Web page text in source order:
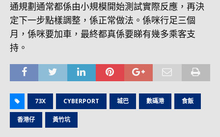
通規劃通常都係由小規模開始測試實際反應，再決
定下一步點樣調整，係正常做法。係咪行足三個
月，係咪要加車，最終都真係要睇有幾多乘客支
持。
73X CYBERPORT 城巴 數碼港 食飯
香港仔 黃竹坑